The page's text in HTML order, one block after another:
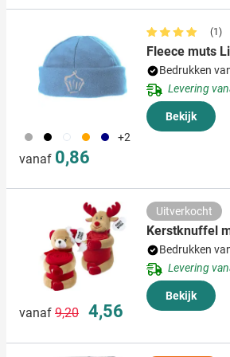
099 001 002 007 536 +2
vanaf 0,86
(1)
Fleece muts
Bedrukken
Levering
Bekijk
vanaf Normale prijs
9,20 Speciale prijs
4,56
Uitverkocht
Kerstknuffel
Bedrukken
Levering
Bekijk